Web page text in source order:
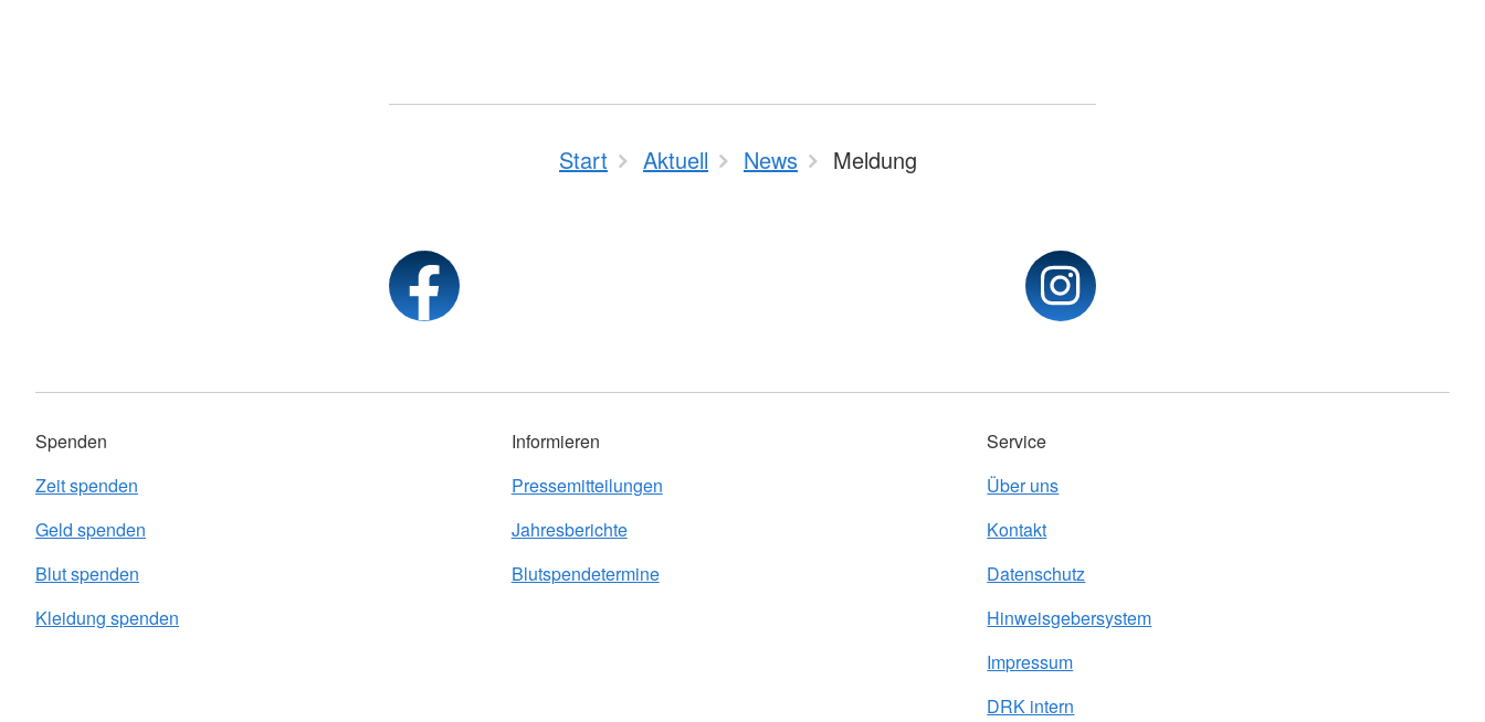
Start Aktuell News Meldung
Spenden
Zeit spenden
Geld spenden
Blut spenden
Kleidung spenden
Informieren
Pressemitteilungen
Jahresberichte
Blutspendetermine
Service
Über uns
Kontakt
Datenschutz
Hinweisgebersystem
Impressum
DRK intern